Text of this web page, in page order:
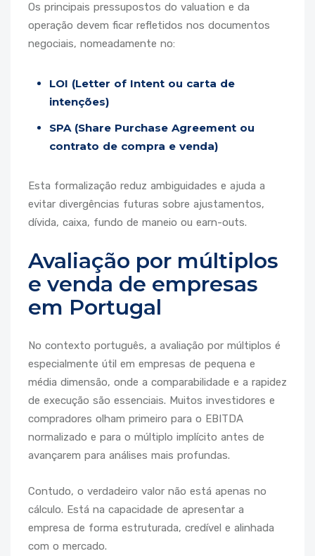
Os principais pressupostos do valuation e da
operação devem ficar refletidos nos documentos
negociais, nomeadamente no:
LOI (Letter of Intent ou carta de
intenções)
SPA (Share Purchase Agreement ou
contrato de compra e venda)
Esta formalização reduz ambiguidades e ajuda a
evitar divergências futuras sobre ajustamentos,
dívida, caixa, fundo de maneio ou earn-outs.
Avaliação por múltiplos
e venda de empresas
em Portugal
No contexto português, a avaliação por múltiplos é
especialmente útil em empresas de pequena e
média dimensão, onde a comparabilidade e a rapidez
de execução são essenciais. Muitos investidores e
compradores olham primeiro para o EBITDA
normalizado e para o múltiplo implícito antes de
avançarem para análises mais profundas.
Contudo, o verdadeiro valor não está apenas no
cálculo. Está na capacidade de apresentar a
empresa de forma estruturada, credível e alinhada
com o mercado.